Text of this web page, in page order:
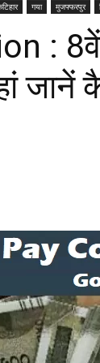
गया मुजफ्फरपुर
: